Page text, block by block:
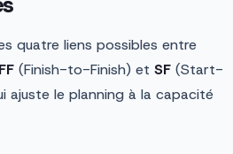
quatre liens possibles entre
FF (Finish-to-Finish) et SF (Start-
ajuste le planning à la capacité